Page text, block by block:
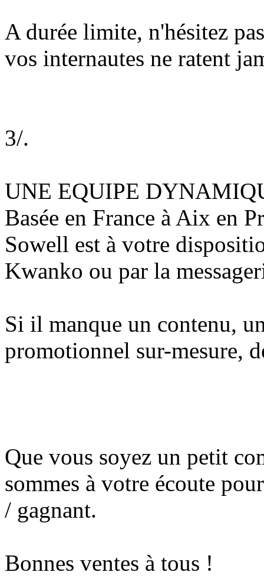
A durée limite, n'hésitez
vos internautes ne ratent
3/.
UNE EQUIPE
Basée en France à Aix en
Sowell est à votre
Kwanko ou par la
Si il manque un contenu,
promotionnel sur-mesure,
Que vous soyez un petit
sommes à votre écoute
/ gagnant.
Bonnes ventes à tous !